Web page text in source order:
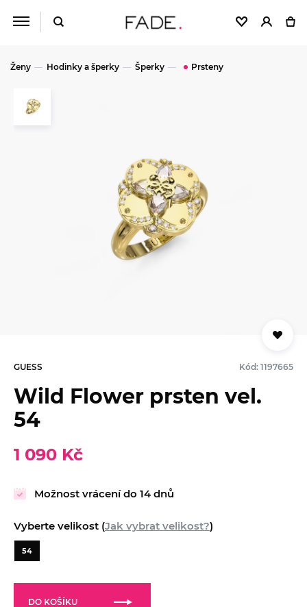
Ženy Hodinky a šperky Šperky Prsteny
GUESS Kód: 1197665
Wild Flower prsten vel.
54
1 090 Kč
Možnost vrácení do 14 dnů
Vyberte velikost (Jak vybrat velikost?)
54
DO KOŠÍKU